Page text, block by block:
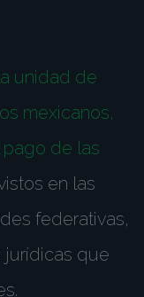
unidad de
mexicanos,
pago de las
en las
federativas,
jurídicas que